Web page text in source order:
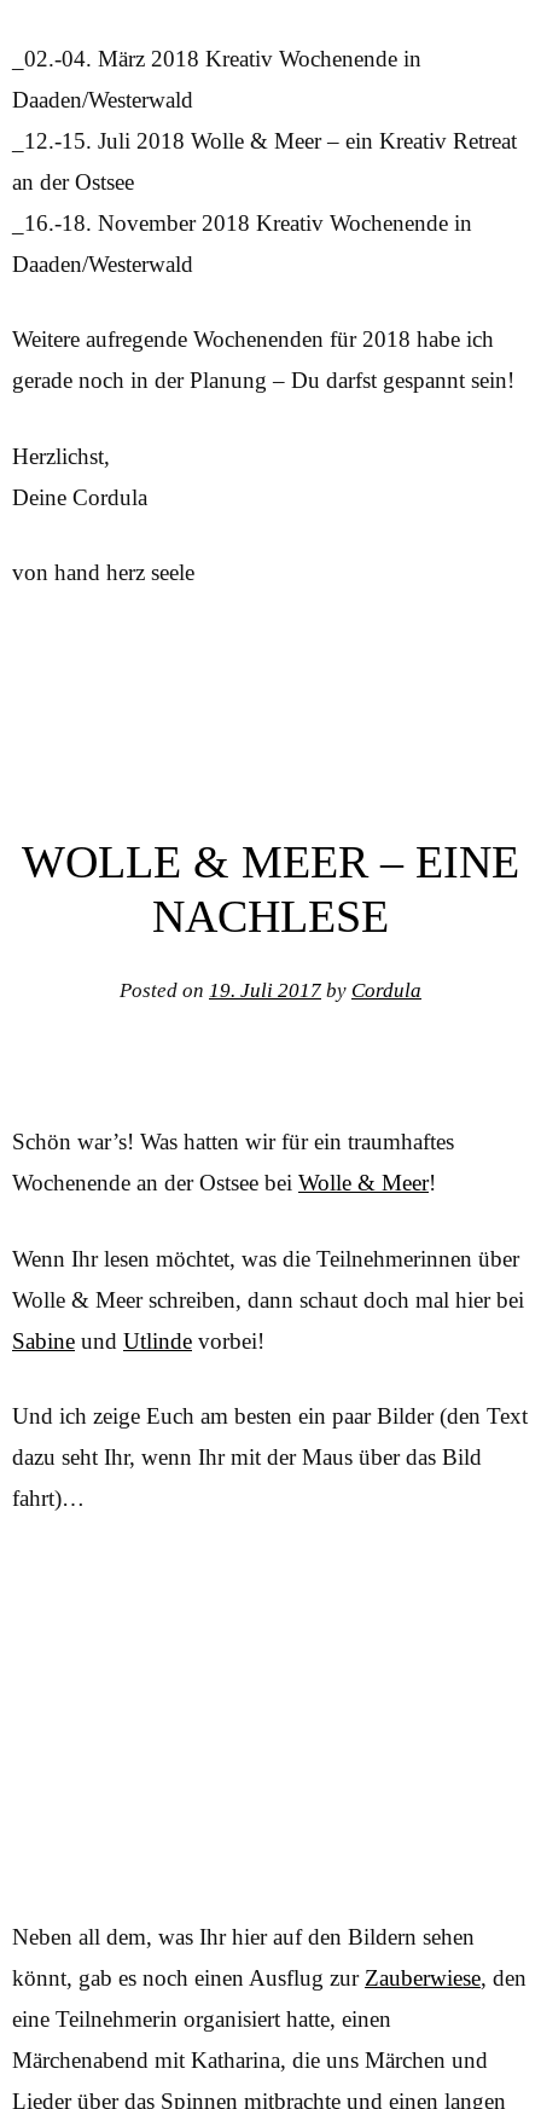
_02.-04. März 2018 Kreativ Wochenende in
Daaden/Westerwald
_12.-15. Juli 2018 Wolle & Meer – ein Kreativ Retreat
an der Ostsee
_16.-18. November 2018 Kreativ Wochenende in
Daaden/Westerwald
Weitere aufregende Wochenenden für 2018 habe ich
gerade noch in der Planung – Du darfst gespannt sein!
Herzlichst,
Deine Cordula
von hand herz seele
WOLLE & MEER – EINE
NACHLESE
Posted on 19. Juli 2017 by Cordula
Schön war’s! Was hatten wir für ein traumhaftes
Wochenende an der Ostsee bei Wolle & Meer!
Wenn Ihr lesen möchtet, was die Teilnehmerinnen über
Wolle & Meer schreiben, dann schaut doch mal hier bei
Sabine und Utlinde vorbei!
Und ich zeige Euch am besten ein paar Bilder (den Text
dazu seht Ihr, wenn Ihr mit der Maus über das Bild
fahrt)…
Neben all dem, was Ihr hier auf den Bildern sehen
könnt, gab es noch einen Ausflug zur Zauberwiese, den
eine Teilnehmerin organisiert hatte, einen
Märchenabend mit Katharina, die uns Märchen und
Lieder über das Spinnen mitbrachte und einen langen